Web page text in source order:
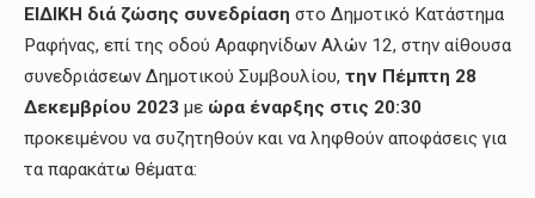
ΕΙΔΙΚΗ διά ζώσης συνεδρίαση στο Δημοτικό Κατάστημα
Ραφήνας, επί της οδού Αραφηνίδων Αλών 12, στην αίθουσα
συνεδριάσεων Δημοτικού Συμβουλίου, την Πέμπτη 28
Δεκεμβρίου 2023 με ώρα έναρξης στις 20:30
προκειμένου να συζητηθούν και να ληφθούν αποφάσεις για
τα παρακάτω θέματα: